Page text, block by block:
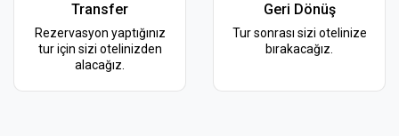
Transfer
Rezervasyon yaptığınız
tur için sizi otelinizden
alacağız.
Geri Dönüş
Tur sonrası sizi otelinize
bırakacağız.